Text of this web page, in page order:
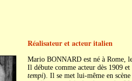
Réalisateur et acteur italien
Mario BONNARD est né à Rome,
Il débute comme acteur dès 1909
tempi). Il se met lui-même en